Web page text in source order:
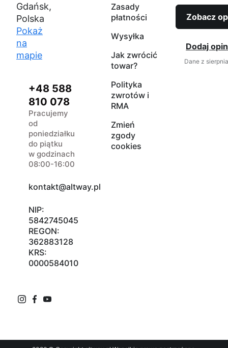
Gdańsk,
Polska
Pokaż
na
mapie
+48 588
810 078
Pracujemy
od
poniedziałku
do piątku
w godzinach
08:00-16:00
kontakt@altway.pl
NIP:
5842745045
REGON:
362883128
KRS:
0000584010
Zasady
płatności
Wysyłka
Jak zwrócić
towar?
Polityka
zwrotów i
RMA
Zmień
zgody
cookies
Zobacz
Dodaj
Dane z